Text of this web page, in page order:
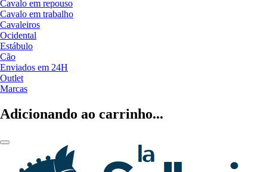
Cavalo em repouso
Cavalo em trabalho
Cavaleiros
Ocidental
Estábulo
Cão
Enviados em 24H
Outlet
Marcas
Adicionando ao carrinho...